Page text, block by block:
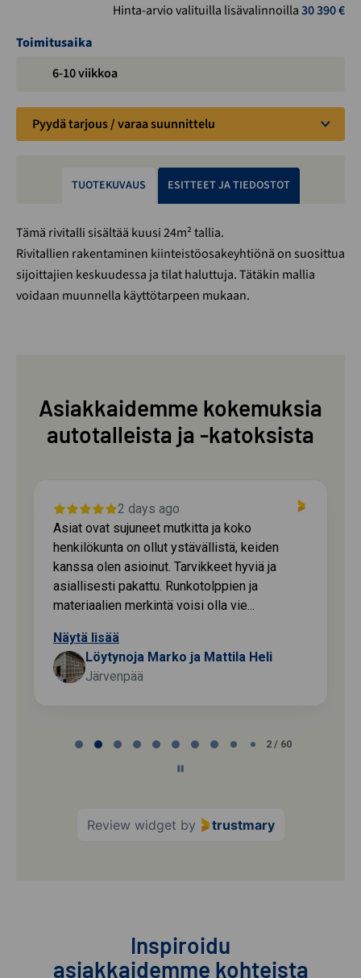
Hinta-arvio valituilla lisävalinnoilla30 390€
Toimitusaika
6-10 viikkoa
Pyydä tarjous / varaa suunnittelu
TUOTEKUVAUS ESITTEET JA TIEDOSTOT
Tämä rivitalli sisältää kuusi 24m² tallia.
Rivitallien rakentaminen kiinteistöosakeyhtiönä on suosittua
sijoittajien keskuudessa ja tilat haluttuja. Tätäkin mallia
voidaan muunnella käyttötarpeen mukaan.
Asiakkaidemme kokemuksia
autotalleista ja -katoksista
2 days ago
Asiat ovat sujuneet mutkitta ja koko
henkilökunta on ollut ystävällistä, keiden
kanssa olen asioinut. Tarvikkeet hyviä ja
asiallisesti pakattu. Runkotolppien ja
materiaalien merkintä voisi olla vie...
Näytä lisää
Löytynoja Marko ja Mattila Heli
Järvenpää
2 / 60
Review widget by trustmary
Inspiroidu
asiakkaidemme kohteista